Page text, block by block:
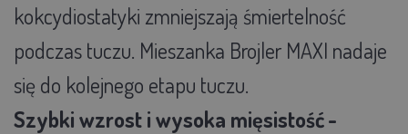
kokcydiostatyki zmniejszają śmiertelność
podczas tuczu. Mieszanka Brojler MAXI nadaje
się do kolejnego etapu tuczu.
Szybki wzrost i wysoka mięsistość-